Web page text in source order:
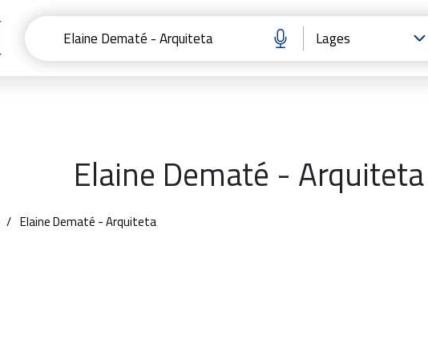
Elaine Dematé - Arquiteta
Elaine Dematé - Arquiteta